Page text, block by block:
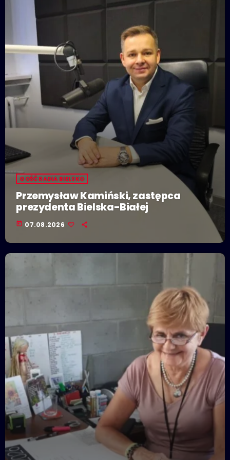
GOŚĆ RADIA BIELSKO
Przemysław Kamiński, zastępca
prezydenta Bielska-Białej
today 07.08.2026